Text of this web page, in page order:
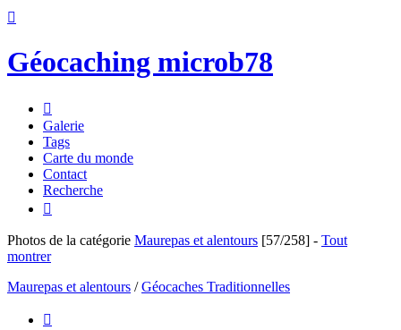

Géocaching microb78

Galerie
Tags
Carte du monde
Contact
Recherche

Photos de la catégorie Maurepas et alentours [57/258] - Tout
montrer
Maurepas et alentours / Géocaches Traditionnelles
